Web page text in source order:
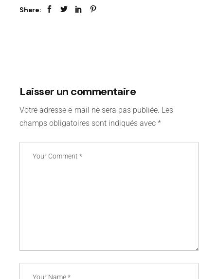
Share:
Laisser un commentaire
Votre adresse e-mail ne sera pas publiée. Les
champs obligatoires sont indiqués avec*